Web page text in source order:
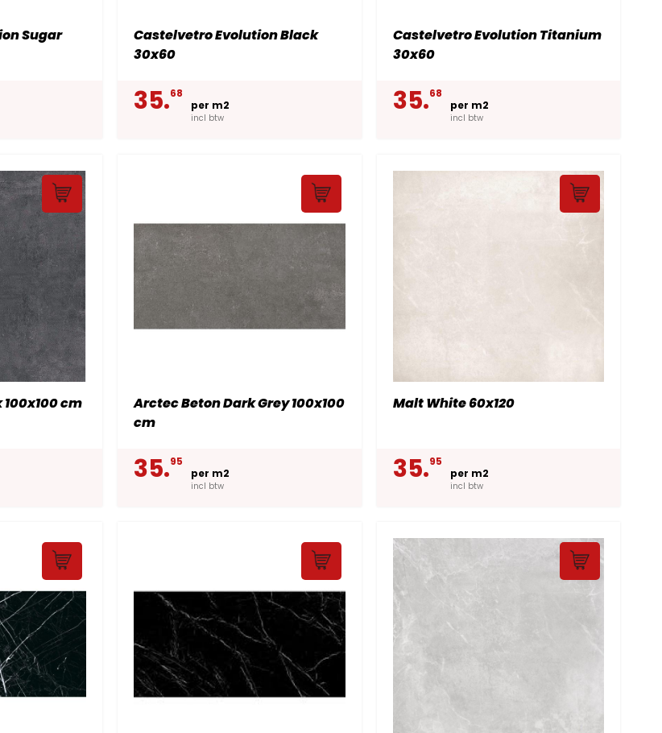
Sugar
Castelvetro Evolution Black
30x60
35.68
per m2
incl btw
Castelvetro Evolution Titanium
30x60
35.68
per m2
incl btw
cm
Arctec Beton Dark Grey 100x100
cm
35.95
per m2
incl btw
Malt White 60x120
35.95
per m2
incl btw